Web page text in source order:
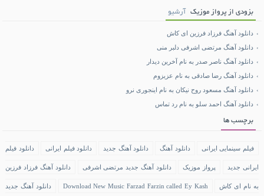
بزودی از پرواز موزیک آرشیو
دانلود آهنگ فرزاد فرزین ای کاش
دانلود آهنگ مرتضی اشرفی دلبر منی
دانلود آهنگ ناصر صدر به نام آخرین دیدار
دانلود آهنگ رضا صادقی به نام عزیزوم
دانلود آهنگ مسعود روح نیکان به نام اینجوری نرو
دانلود آهنگ احمد سلو به نام رد تماس
برچسب ها
فیلم سینمایی ایرانی دانلود آهنگ دانلود آهنگ جدید دانلود فیلم ایرانی دانلود فیلم
ایرانی جدید پرواز موزیک دانلود آهنگ جدید مرتضی اشرفی دانلود آهنگ فرزاد فرزین
به نام ای کاش Download New Music Farzad Farzin called Ey Kash دانلود آهنگ جدید